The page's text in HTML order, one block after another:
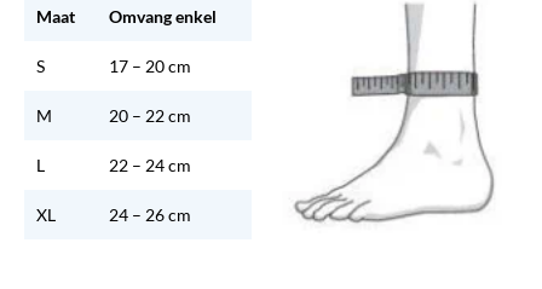
Maat Omvang enkel
S 17 – 20 cm
M 20 – 22 cm
L 22 – 24 cm
XL 24 – 26 cm